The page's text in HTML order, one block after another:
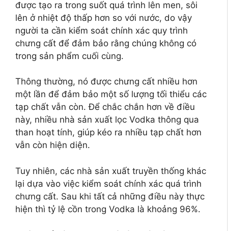
được tạo ra trong suốt quá trình lên men, sôi
lên ở nhiệt độ thấp hơn so với nước, do vậy
người ta cần kiểm soát chính xác quy trình
chưng cất để đảm bảo rằng chúng không có
trong sản phẩm cuối cùng.
Thông thường, nó được chưng cất nhiều hơn
một lần để đảm bảo một số lượng tối thiểu các
tạp chất vẫn còn. Để chắc chắn hơn về điều
này, nhiều nhà sản xuất lọc Vodka thông qua
than hoạt tính, giúp kéo ra nhiều tạp chất hơn
vẫn còn hiện diện.
Tuy nhiên, các nhà sản xuất truyền thống khác
lại dựa vào việc kiểm soát chính xác quá trình
chưng cất. Sau khi tất cả những điều này thực
hiện thì tỷ lệ cồn trong Vodka là khoảng 96%.